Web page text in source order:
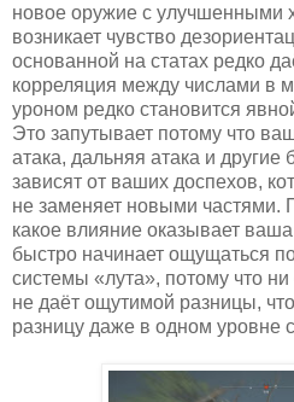
новое оружие с улучшенными
возникает чувство
основанной на статах редко
корреляция между числами в
уроном редко становится
Это запутывает потому что
атака, дальняя атака и другие
зависят от ваших доспехов,
не заменяет новыми частями.
какое влияние оказывает
быстро начинает ощущаться
системы «лута», потому что
не даёт ощутимой разницы,
разницу даже в одном уровне